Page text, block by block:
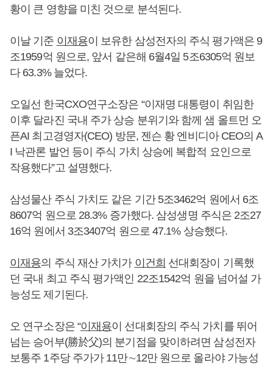
황이 큰 영향을 미친 것으로 분석된다.
이날 기준 이재용이 보유한 삼성전자의 주식 평가액은 9
조1959억 원으로, 앞서 같은해 6월4일 5조6305억 원보
다 63.3% 늘었다.
오일선 한국CXO연구소장은 “이재명 대통령이 취임한
이후 달라진 국내 주가 상승 분위기와 함께 샘 올트먼 오
픈AI 최고경영자(CEO) 방문, 젠슨 황 엔비디아 CEO의 A
I 낙관론 발언 등이 주식 가치 상승에 복합적 요인으로
작용했다”고 설명했다.
삼성물산 주식 가치도 같은 기간 5조3462억 원에서 6조
8607억 원으로 28.3% 증가했다. 삼성생명 주식은 2조27
16억 원에서 3조3407억 원으로 47.1% 상승했다.
이재용의 주식 재산 가치가 이건희 선대회장이 기록했
던 국내 최고 주식 평가액인 22조1542억 원을 넘어설 가
능성도 제기된다.
오 연구소장은 “이재용이 선대회장의 주식 가치를 뛰어
넘는 승어부(勝於父)의 분기점을 맞이하려면 삼성전자
보통주 1주당 주가가 11만∼12만 원으로 올라야 가능성